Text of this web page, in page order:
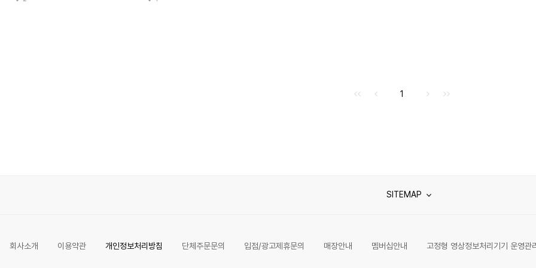
이전으로
1다음으로
SITEMAP
회사소개 이용약관 개인정보처리방침 단체주문문의 입점/광고제휴문의 매장안내 멤버십안내 고정형 영상정보처리기기 운영관